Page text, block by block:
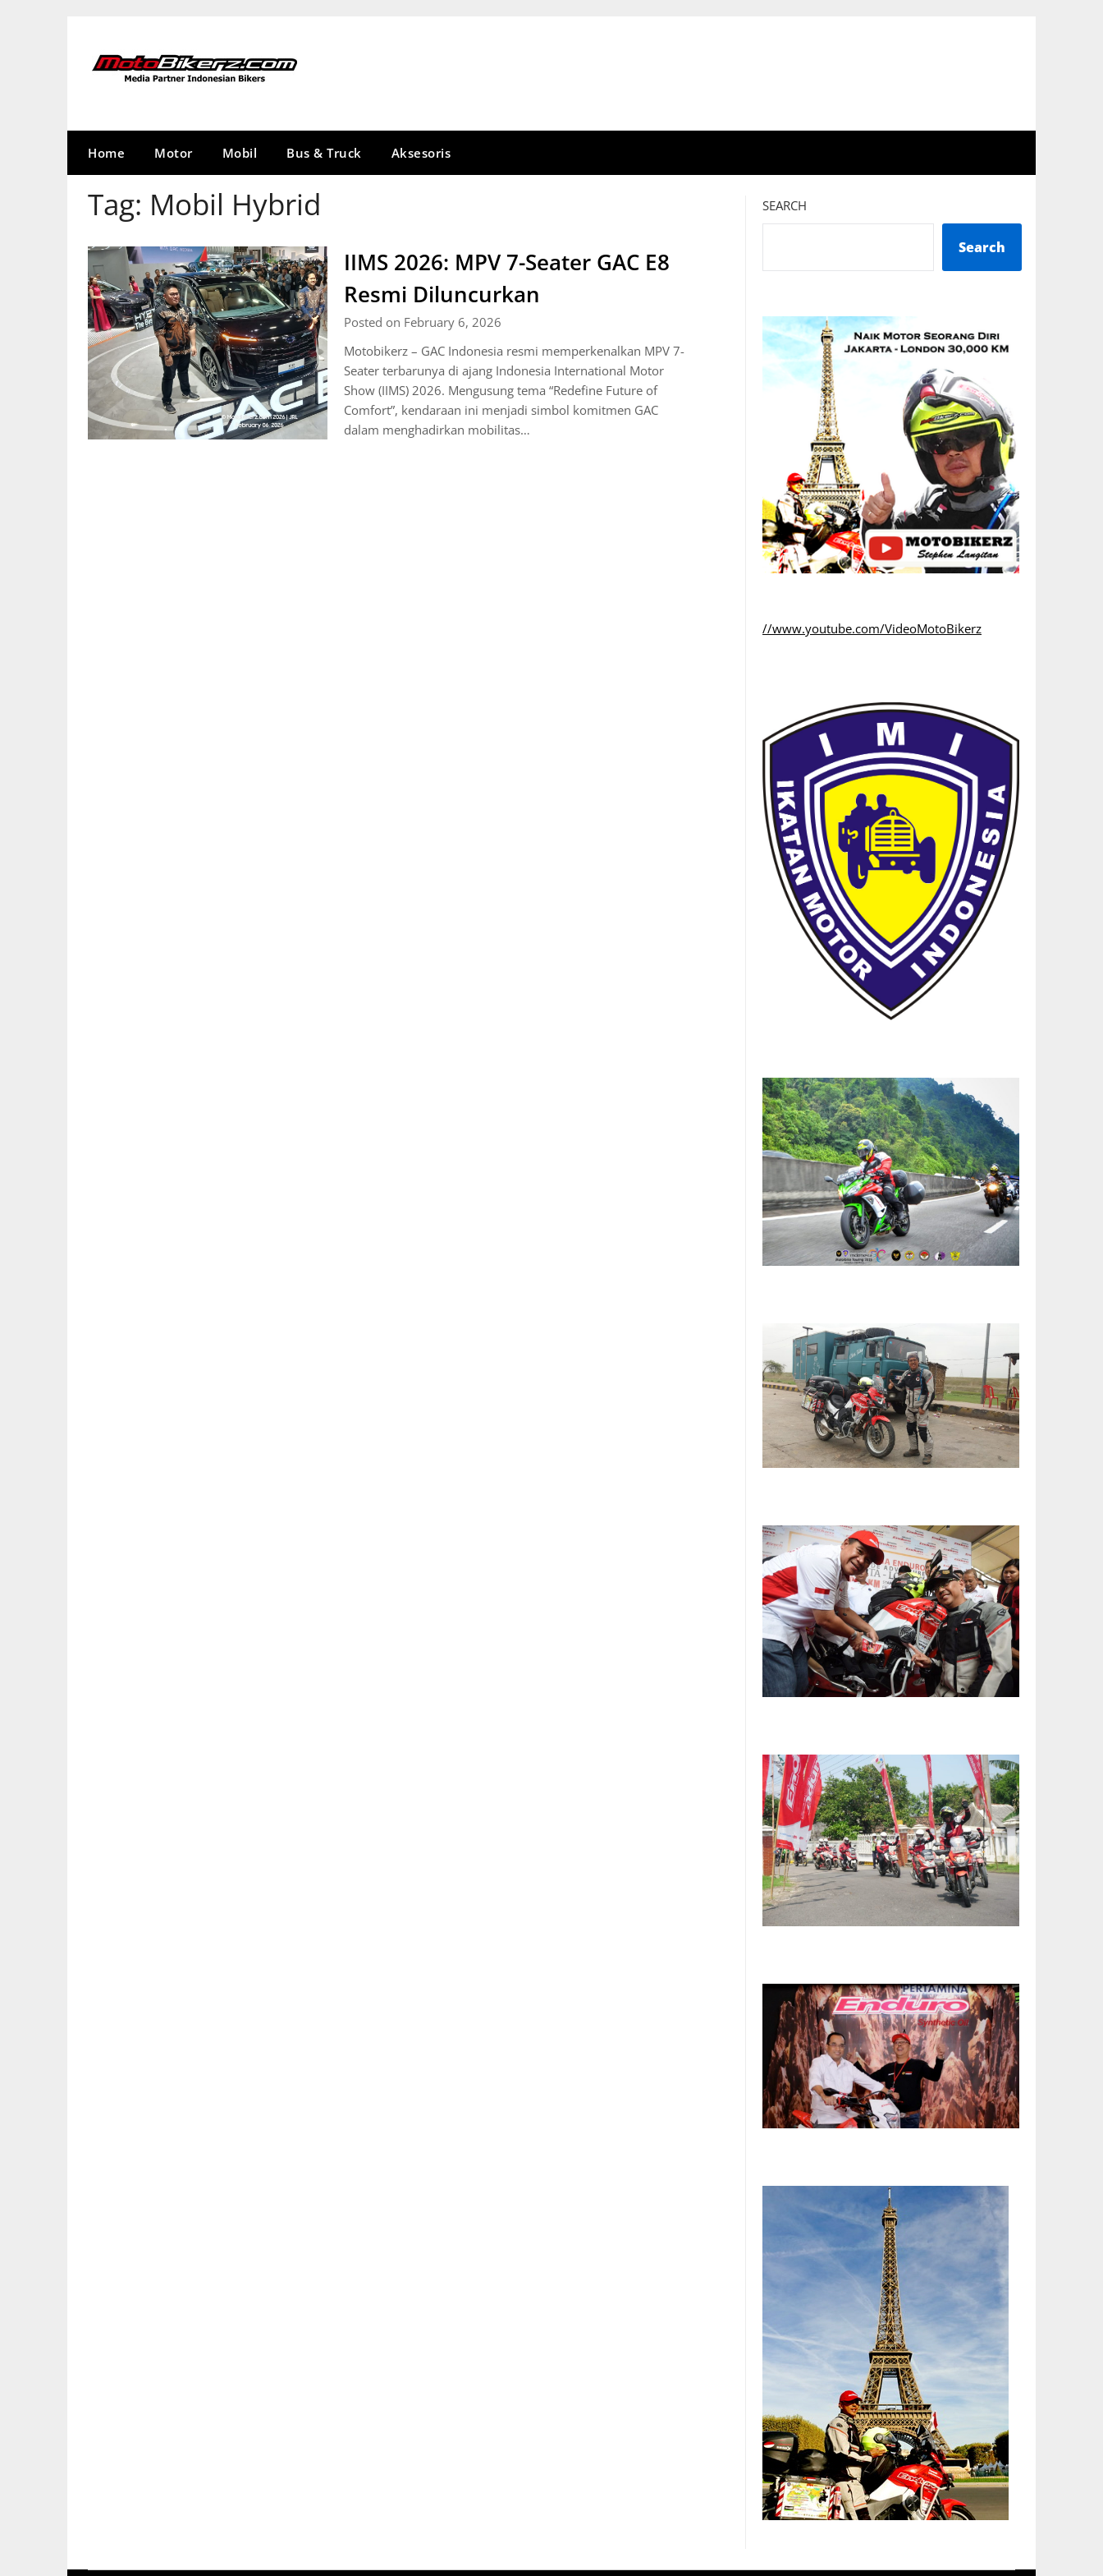
Home Motor Mobil Bus & Truck Aksesoris
Tag: Mobil Hybrid
IIMS 2026: MPV 7-Seater GAC E8
Resmi Diluncurkan
Posted on February 6, 2026
Motobikerz – GAC Indonesia resmi memperkenalkan MPV 7-
Seater terbarunya di ajang Indonesia International Motor
Show (IIMS) 2026. Mengusung tema “Redefine Future of
Comfort”, kendaraan ini menjadi simbol komitmen GAC
dalam menghadirkan mobilitas…
SEARCH
Search
//www.youtube.com/VideoMotoBikerz